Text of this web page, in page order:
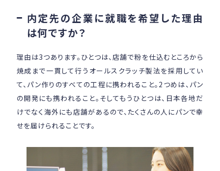
内定先の企業に就職を希望した理由
は何ですか？
理由は3つあります。ひとつは、店舗で粉を仕込むところから
焼成まで一貫して行うオールスクラッチ製法を採用してい
て、パン作りのすべての工程に携われること。2つめは、パン
の開発にも携われること。そしてもうひとつは、日本各地だ
けでなく海外にも店舗があるので、たくさんの人にパンで幸
せを届けられることです。